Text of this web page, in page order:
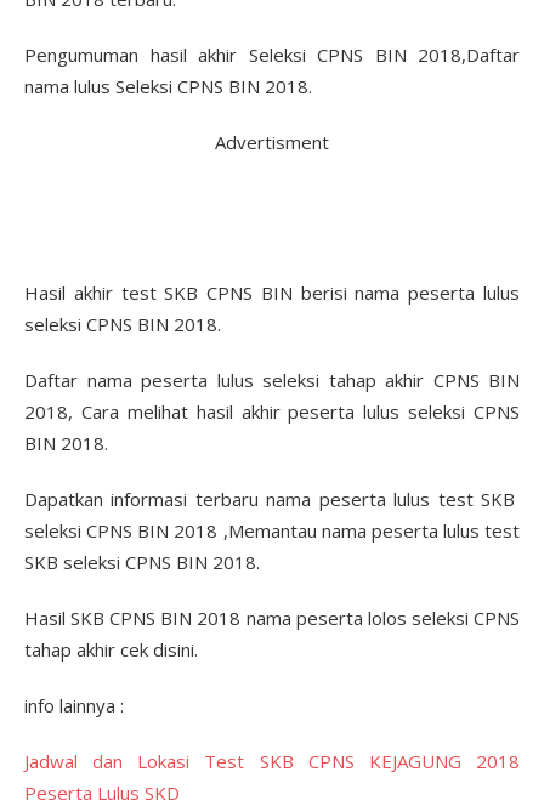
Pengumuman hasil akhir Seleksi CPNS BIN 2018,Daftar
nama lulus Seleksi CPNS BIN 2018.
Advertisment
Hasil akhir test SKB CPNS BIN berisi nama peserta lulus
seleksi CPNS BIN 2018.
Daftar nama peserta lulus seleksi tahap akhir CPNS BIN
2018, Cara melihat hasil akhir peserta lulus seleksi CPNS
BIN 2018.
Dapatkan informasi terbaru nama peserta lulus test SKB
seleksi CPNS BIN 2018 ,Memantau nama peserta lulus test
SKB seleksi CPNS BIN 2018.
Hasil SKB CPNS BIN 2018 nama peserta lolos seleksi CPNS
tahap akhir cek disini.
info lainnya :
Jadwal dan Lokasi Test SKB CPNS KEJAGUNG 2018
Peserta Lulus SKD